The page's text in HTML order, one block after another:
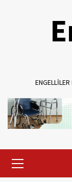
Menu